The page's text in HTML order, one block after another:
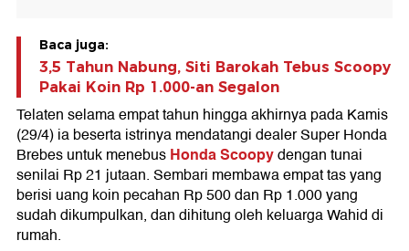
Baca juga:
3,5 Tahun Nabung, Siti Barokah Tebus Scoopy
Pakai Koin Rp 1.000-an Segalon
Telaten selama empat tahun hingga akhirnya pada Kamis
(29/4) ia beserta istrinya mendatangi dealer Super Honda
Brebes untuk menebusHonda Scoopydengan tunai
senilai Rp 21 jutaan. Sembari membawa empat tas yang
berisi uang koin pecahan Rp 500 dan Rp 1.000 yang
sudah dikumpulkan, dan dihitung oleh keluarga Wahid di
rumah.